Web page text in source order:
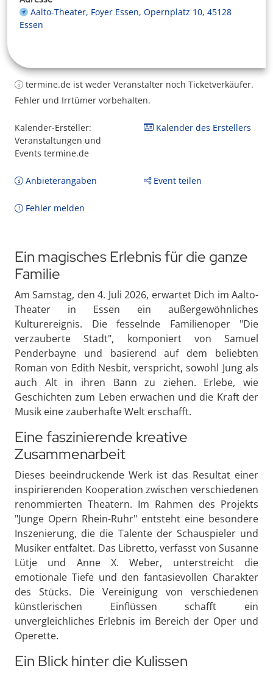
Aalto-Theater, Foyer Essen, Opernplatz 10, 45128
Essen
termine.de ist weder Veranstalter noch Ticketverkäufer.
Fehler und Irrtümer vorbehalten.
Kalender-Ersteller:
Veranstaltungen und
Events termine.de
Kalender des Erstellers
Anbieterangaben Event teilen
Fehler melden
Ein magisches Erlebnis für die ganze
Familie
Am Samstag, den 4. Juli 2026, erwartet Dich im Aalto-
Theater in Essen ein außergewöhnliches
Kulturereignis. Die fesselnde Familienoper "Die
verzauberte Stadt", komponiert von Samuel
Penderbayne und basierend auf dem beliebten
Roman von Edith Nesbit, verspricht, sowohl Jung als
auch Alt in ihren Bann zu ziehen. Erlebe, wie
Geschichten zum Leben erwachen und die Kraft der
Musik eine zauberhafte Welt erschafft.
Eine faszinierende kreative
Zusammenarbeit
Dieses beeindruckende Werk ist das Resultat einer
inspirierenden Kooperation zwischen verschiedenen
renommierten Theatern. Im Rahmen des Projekts
"Junge Opern Rhein-Ruhr" entsteht eine besondere
Inszenierung, die die Talente der Schauspieler und
Musiker entfaltet. Das Libretto, verfasst von Susanne
Lütje und Anne X. Weber, unterstreicht die
emotionale Tiefe und den fantasievollen Charakter
des Stücks. Die Vereinigung von verschiedenen
künstlerischen Einflüssen schafft ein
unvergleichliches Erlebnis im Bereich der Oper und
Operette.
Ein Blick hinter die Kulissen